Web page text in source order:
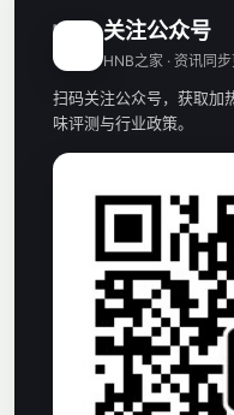
H 关注公众号
HNB之家 · 资讯同
扫码关注公众号，获取加
味评测与行业政策。